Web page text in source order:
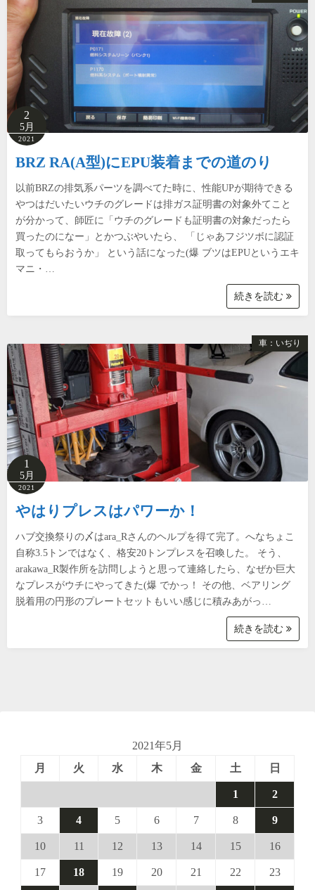
2
5月
2021
BRZ RA(A型)にEPU装着までの道のり
以前BRZの排気系パーツを調べてた時に、性能UPが期待できる
やつはだいたいウチのグレードは排ガス証明書の対象外てこと
が分かって、師匠に「ウチのグレードも証明書の対象だったら
買ったのになー」とかつぶやいたら、 「じゃあフジツボに認証
取ってもらおうか」 という話になった(爆 ブツはEPUというエキ
マニ・…
続きを読む
車：いぢり
1
5月
2021
やはりプレスはパワーか！
ハブ交換祭りの〆はara_Rさんのヘルプを得て完了。へなちょこ
自称3.5トンではなく、格安20トンプレスを召喚した。 そう、
arakawa_R製作所を訪問しようと思って連絡したら、なぜか巨大
なプレスがウチにやってきた(爆 でかっ！ その他、ベアリング
脱着用の円形のプレートセットもいい感じに積みあがっ…
続きを読む
2021年5月
月
火 水 木 金 土 日
1 2
3 4 5 6 7 8 9
10 11 12 13 14 15 16
17 18 19 20 21 22 23